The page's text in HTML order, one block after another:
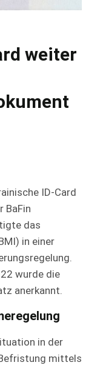
weiter
ID-Card
BaFin
das
in einer
wurde die
anerkannt.
in der
mittels